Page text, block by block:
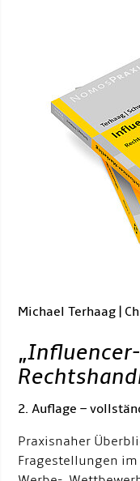
Michael Terhaag |
„
2. Auflage –
Praxisnaher
Fragestellungen